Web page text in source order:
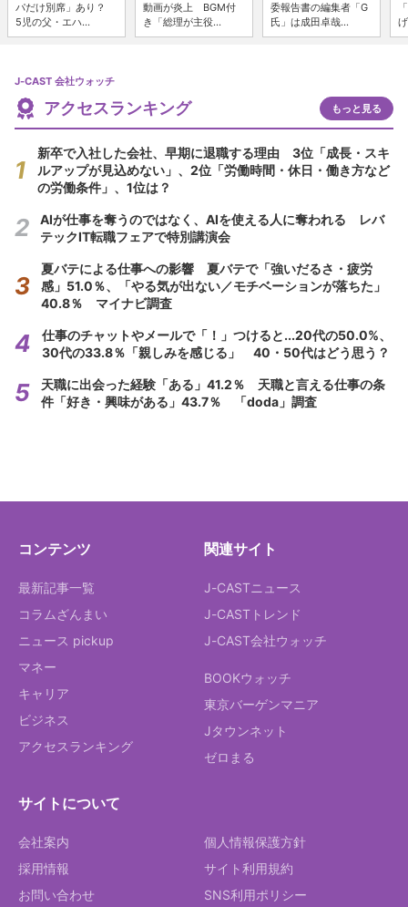
パだけ別席」あり？
5児の父・エハ...
動画が炎上 BGM付
き「総理が主役...
委報告書の編集者「G
氏」は成田卓哉...
J-CAST 会社ウォッチ
アクセスランキング もっと見る
新卒で入社した会社、早期に退職する理由 3位「成長・スキ
ルアップが見込めない」、2位「労働時間・休日・働き方など
の労働条件」、1位は？
AIが仕事を奪うのではなく、AIを使える人に奪われる レバ
テックIT転職フェアで特別講演会
夏バテによる仕事への影響 夏バテで「強いだるさ・疲労
感」51.0％、「やる気が出ない／モチベーションが落ちた」
40.8％ マイナビ調査
仕事のチャットやメールで「！」つけると...20代の50.0%、
30代の33.8％「親しみを感じる」 40・50代はどう思う？
天職に出会った経験「ある」41.2％ 天職と言える仕事の条
件「好き・興味がある」43.7％ 「doda」調査
コンテンツ
最新記事一覧
コラムざんまい
ニュース pickup
マネー
キャリア
ビジネス
アクセスランキング
関連サイト
J-CASTニュース
J-CASTトレンド
J-CAST会社ウォッチ
BOOKウォッチ
東京バーゲンマニア
Jタウンネット
ゼロまる
サイトについて
会社案内
採用情報
お問い合わせ
個人情報保護方針
サイト利用規約
SNS利用ポリシー